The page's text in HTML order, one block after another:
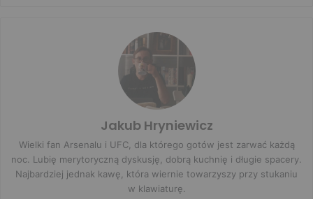
Jakub Hryniewicz
Wielki fan Arsenalu i UFC, dla którego gotów jest zarwać każdą
noc. Lubię merytoryczną dyskusję, dobrą kuchnię i długie spacery.
Najbardziej jednak kawę, która wiernie towarzyszy przy stukaniu
w klawiaturę.